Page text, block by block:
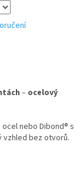
– ocelový
nebo Dibond® s
vzhled bez otvorů.